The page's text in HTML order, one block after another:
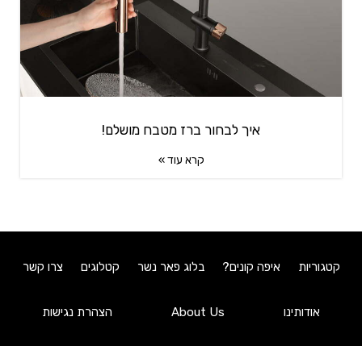
איך לבחור ברז מטבח מושלם!
קרא עוד »
קטגוריות איפה קונים? בלוג פאר נשר קטלוגים צרו קשר
אודותינו About Us הצהרת נגישות